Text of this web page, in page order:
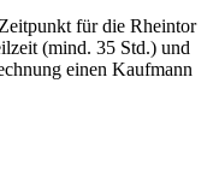
für die Rheintor
(mind. 35 Std.) und
einen Kaufmann